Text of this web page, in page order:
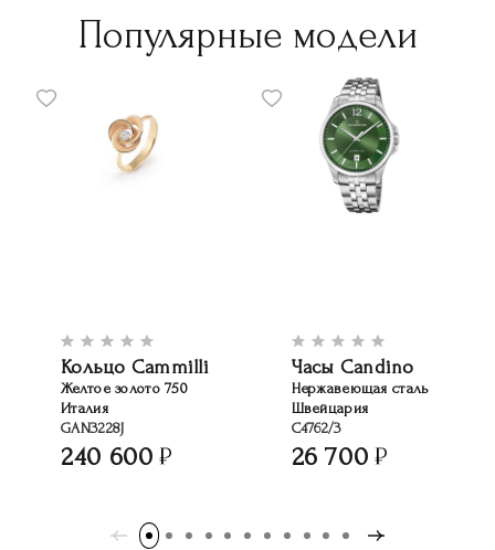
Популярные модели
Кольцо Cammilli
Желтое золото 750
Италия
GAN3228J
240 600
Часы Candino
Нержавеющая сталь
Швейцария
C4762/3
26 700